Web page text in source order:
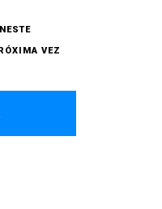
VEZ